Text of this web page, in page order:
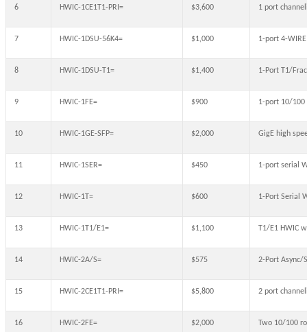
6 HWIC-1CE1T1-PRI= $3,600 1 port
7 HWIC-1DSU-56K4= $1,000 1-port 4-WIRE
8 HWIC-1DSU-T1= $1,400 1-Port T1/
9 HWIC-1FE= $900 1-port 10/100
10 HWIC-1GE-SFP= $2,000 GigE high
11 HWIC-1SER= $450 1-port serial
12 HWIC-1T= $600 1-Port Serial
13 HWIC-1T1/E1= $1,100 T1/E1 HWIC
14 HWIC-2A/S= $575 2-Port Async/
15 HWIC-2CE1T1-PRI= $5,800 2 port
16 HWIC-2FE= $2,000 Two 10/100